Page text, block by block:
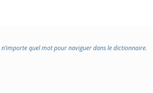
n’importe quel mot pour naviguer dans le dictionnaire.